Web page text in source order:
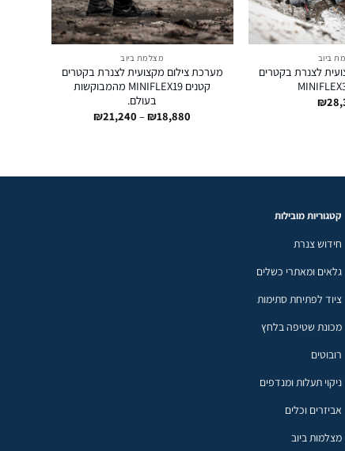
ביוב
לצנרת בקטרים
₪
מצלמת ביוב
מערכת צילום מקצועית לצנרת בקטרים
קטנים MINIFLEX19 מהמבוקשות
בעולם.
₪18,880
–
₪21,240 טווח
קטגוריות מובילות
חידוש צנרת
גלאים ומאתרי כשלים
ציוד לפתיחת סתימות
מכונת שטיפה בלחץ
רובוטים
ניקוי תעלות ומנדפים
אביזרים וכלים
מצלמות ביוב